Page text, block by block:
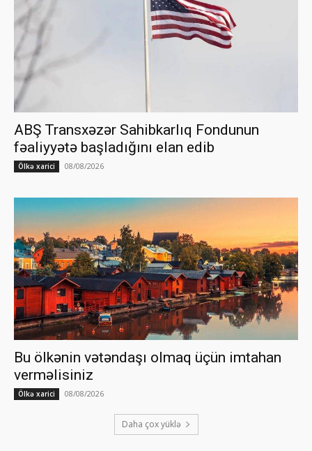
ABŞ Transxəzər Sahibkarlıq Fondunun
fəaliyyətə başladığını elan edib
Ölkə xarici 08/08/2026
Bu ölkənin vətəndaşı olmaq üçün imtahan
verməlisiniz
Ölkə xarici 08/08/2026
Daha çox yüklə